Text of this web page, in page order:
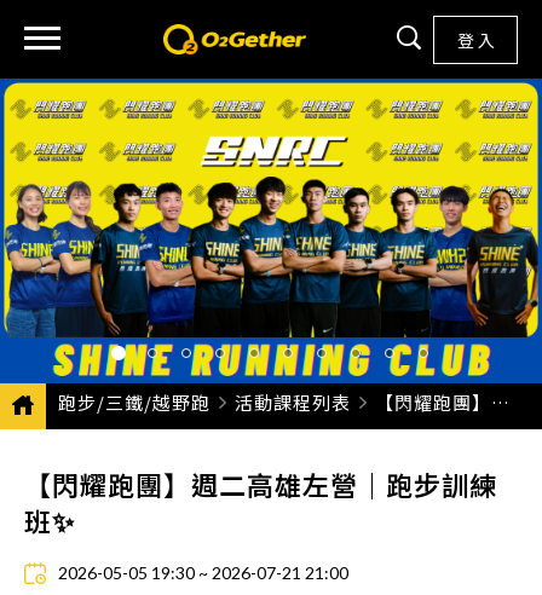
登 入
跑步/三鐵/越野跑 活動課程列表 CURRENT: 【閃耀跑團】週二高雄左營｜跑步訓練班✨
【閃耀跑團】週二高雄左營｜跑步訓練
班✨
2026-05-05 19:30 ~ 2026-07-21 21:00